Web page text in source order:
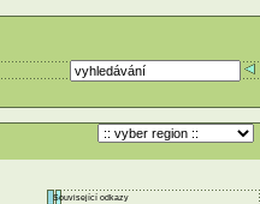
Související odkazy